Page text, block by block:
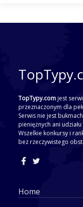
TopTypy.comjest
przeznaczonym dla
Serwis nie jest
pieniężnych ani
Wszelkie konkursy i
bez rzeczywistego
Home